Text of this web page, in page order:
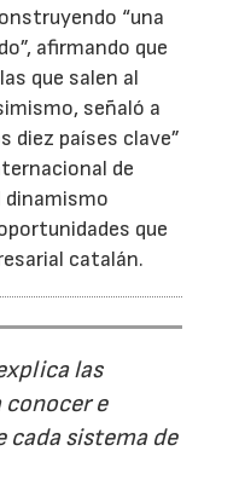
“una
afirmando que
que salen al
señaló a
diez países clave”
de
dinamismo
que
catalán.
las
conocer e
sistema de